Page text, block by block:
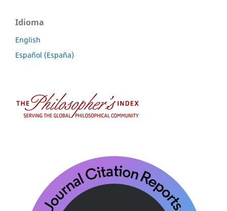
Idioma
English
Español (España)